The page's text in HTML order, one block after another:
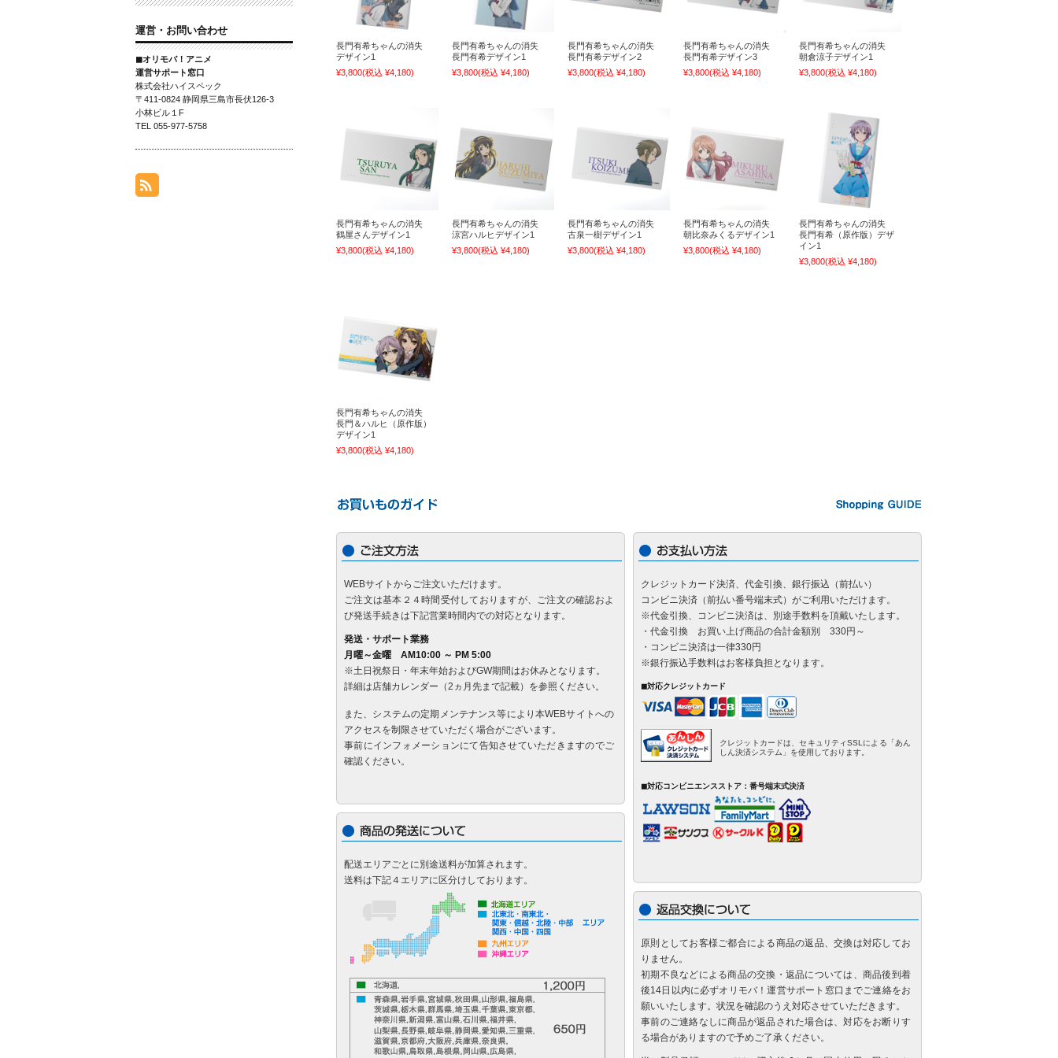
長門有希ちゃんの消失
デザイン1
¥3,800(税込 ¥4,180)
長門有希ちゃんの消失
長門有希デザイン1
¥3,800(税込 ¥4,180)
長門有希ちゃんの消失
長門有希デザイン2
¥3,800(税込 ¥4,180)
長門有希ちゃんの消失
長門有希デザイン3
¥3,800(税込 ¥4,180)
長門有希ちゃんの消失
朝倉涼子デザイン1
¥3,800(税込 ¥4,180)
長門有希ちゃんの消失
鶴屋さんデザイン1
¥3,800(税込 ¥4,180)
長門有希ちゃんの消失
涼宮ハルヒデザイン1
¥3,800(税込 ¥4,180)
長門有希ちゃんの消失
古泉一樹デザイン1
¥3,800(税込 ¥4,180)
長門有希ちゃんの消失
朝比奈みくるデザイン1
¥3,800(税込 ¥4,180)
長門有希ちゃんの消失
長門有希（原作版）デザ
イン1
¥3,800(税込 ¥4,180)
長門有希ちゃんの消失
長門＆ハルヒ（原作版）
デザイン1
¥3,800(税込 ¥4,180)
WEBサイトからご注文いただけます。
ご注文は基本２４時間受付しておりますが、ご注文の確認およ
び発送手続きは下記営業時間内での対応となります。
発送・サポート業務
月曜～金曜 AM10:00 ～ PM 5:00
※土日祝祭日・年末年始およびGW期間はお休みとなります。
詳細は店舗カレンダー（2ヵ月先まで記載）を参照ください。
また、システムの定期メンテナンス等により本WEBサイトへの
アクセスを制限させていただく場合がございます。
事前にインフォメーションにて告知させていただきますのでご
確認ください。
配送エリアごとに別途送料が加算されます。
送料は下記４エリアに区分けしております。
クレジットカード決済、代金引換、銀行振込（前払い）
コンビニ決済（前払い番号端末式）がご利用いただけます。
※代金引換、コンビニ決済は、別途手数料を頂戴いたします。
・代金引換 お買い上げ商品の合計金額別 330円～
・コンビニ決済は一律330円
※銀行振込手数料はお客様負担となります。
◼対応クレジットカード
クレジットカードは、セキュリティSSLによる「あん
しん決済システム」を使用しております。
◼対応コンビニエンスストア：番号端末式決済
原則としてお客様ご都合による商品の返品、交換は対応してお
りません。
初期不良などによる商品の交換・返品については、商品後到着
後14日以内に必ずオリモバ！運営サポート窓口までご連絡をお
願いいたします。状況を確認のうえ対応させていただきます。
事前のご連絡なしに商品が返品された場合は、対応をお断りす
る場合がありますので予めご了承ください。
運営・お問い合わせ
◼オリモバ！アニメ
運営サポート窓口
株式会社ハイスペック
〒411-0824 静岡県三島市長伏126-3
小林ビル１F
TEL 055-977-5758